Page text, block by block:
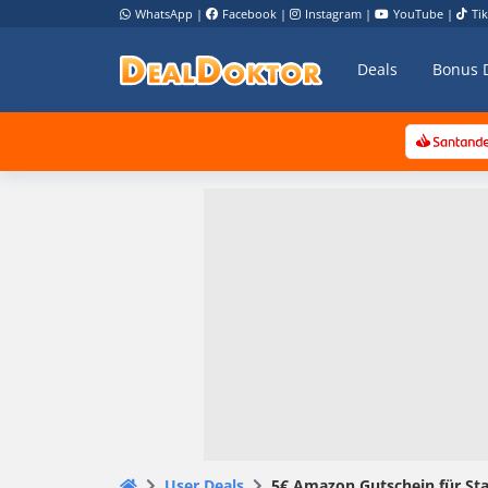
WhatsApp | Facebook | Instagram | YouTube |
Deals Bonus